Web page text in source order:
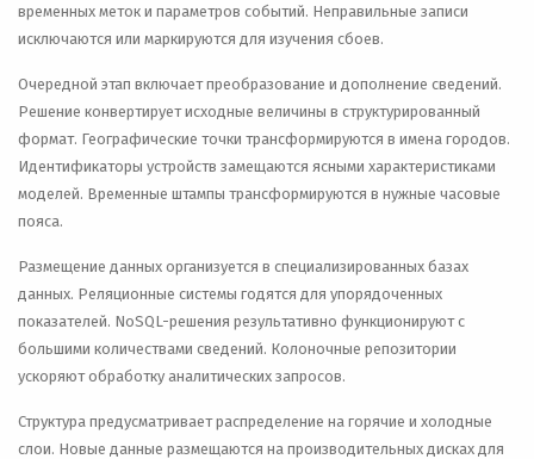
временных меток и параметров событий. Неправильные записи
исключаются или маркируются для изучения сбоев.
Очередной этап включает преобразование и дополнение сведений.
Решение конвертирует исходные величины в структурированный
формат. Географические точки трансформируются в имена городов.
Идентификаторы устройств замещаются ясными характеристиками
моделей. Временные штампы трансформируются в нужные часовые
пояса.
Размещение данных организуется в специализированных базах
данных. Реляционные системы годятся для упорядоченных
показателей. NoSQL-решения результативно функционируют с
большими количествами сведений. Колоночные репозитории
ускоряют обработку аналитических запросов.
Структура предусматривает распределение на горячие и холодные
слои. Новые данные размещаются на производительных дисках для